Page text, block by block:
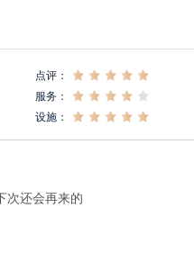
点评：
服务：
设施：
次还会再来的